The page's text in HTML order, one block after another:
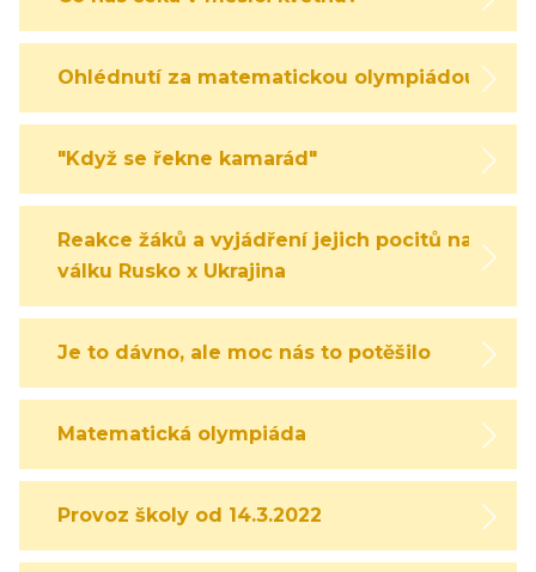
Ohlédnutí za matematickou olympiádou
"Když se řekne kamarád"
Reakce žáků a vyjádření jejich pocitů na
válku Rusko x Ukrajina
Je to dávno, ale moc nás to potěšilo
Matematická olympiáda
Provoz školy od 14.3.2022